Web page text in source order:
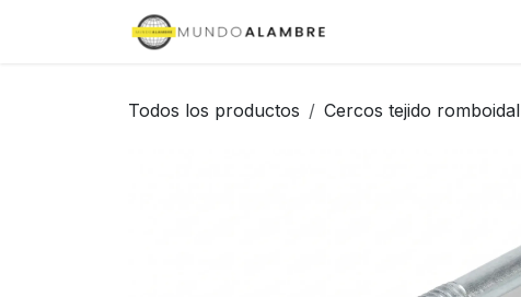
Todos los productos Cercos tejido romboidal